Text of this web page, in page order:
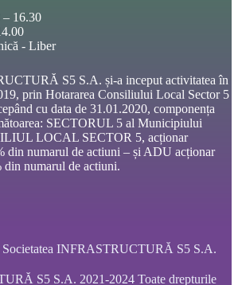
16.30
- Liber
S5 S.A. și-a inceput activitatea în
prin Hotararea Consiliului Local Sector 5
cu data de 31.01.2020, componența
SECTORUL 5 al Municipiului
LOCAL SECTOR 5, acționar
din numarul de actiuni – și ADU acționar
din numarul de actiuni.
Societatea INFRASTRUCTURĂ S5 S.A.
S5 S.A. 2021-2024 Toate drepturile